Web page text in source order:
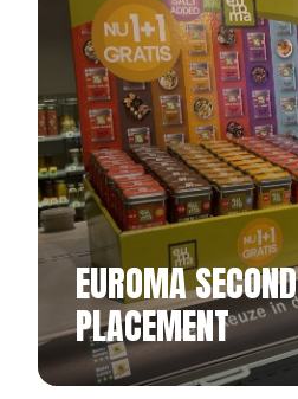
EUROMA SECOND
PLACEMENT